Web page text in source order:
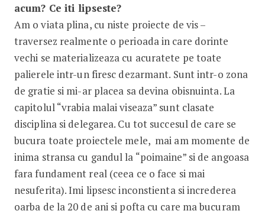
acum? Ce iti lipseste?
Am o viata plina, cu niste proiecte de vis –
traversez realmente o perioada in care dorinte
vechi se materializeaza cu acuratete pe toate
palierele intr-un firesc dezarmant. Sunt intr-o zona
de gratie si mi-ar placea sa devina obisnuinta. La
capitolul “vrabia malai viseaza” sunt clasate
disciplina si delegarea. Cu tot succesul de care se
bucura toate proiectele mele, mai am momente de
inima stransa cu gandul la “poimaine” si de angoasa
fara fundament real (ceea ce o face si mai
nesuferita). Imi lipsesc inconstienta si increderea
oarba de la 20 de ani si pofta cu care ma bucuram